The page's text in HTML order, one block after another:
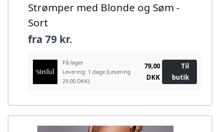
Strømper med Blonde og Søm -
Sort
fra 79 kr.
På lager
Levering: 1 dage (Levering
29.00 DKK)
79,00
DKK
Til
butik